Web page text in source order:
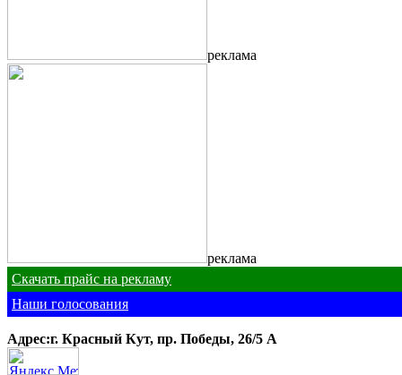
реклама
реклама
Скачать прайс на рекламу
Наши голосования
Адрес:г. Красный Кут, пр. Победы, 26/5 A